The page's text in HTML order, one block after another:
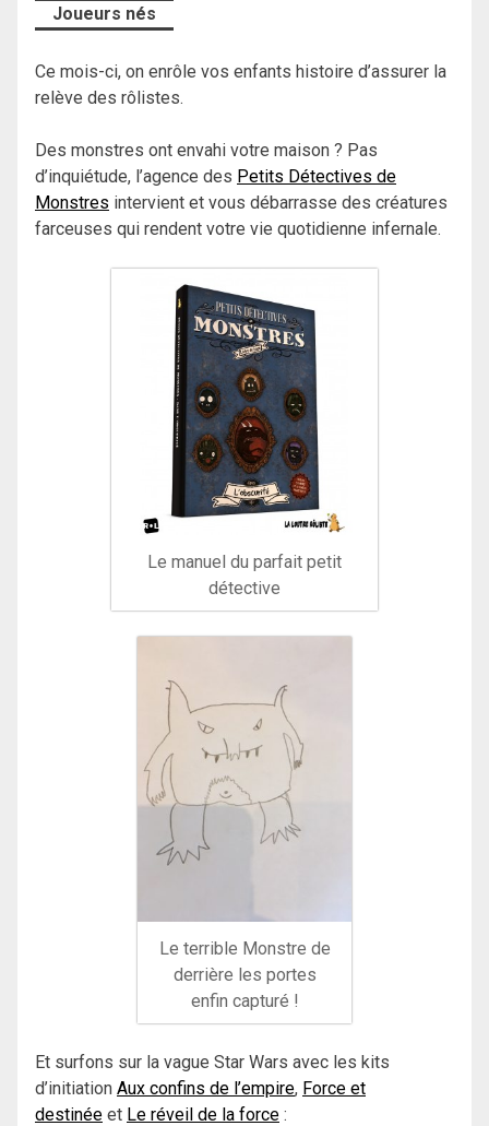
Joueurs nés
Ce mois-ci, on enrôle vos enfants histoire d’assurer la
relève des rôlistes.
Des monstres ont envahi votre maison ? Pas
d’inquiétude, l’agence des Petits Détectives de
Monstres intervient et vous débarrasse des créatures
farceuses qui rendent votre vie quotidienne infernale.
Le manuel du parfait petit
détective
Le terrible Monstre de
derrière les portes
enfin capturé !
Et surfons sur la vague Star Wars avec les kits
d’initiation Aux confins de l’empire, Force et
destinée et Le réveil de la force :